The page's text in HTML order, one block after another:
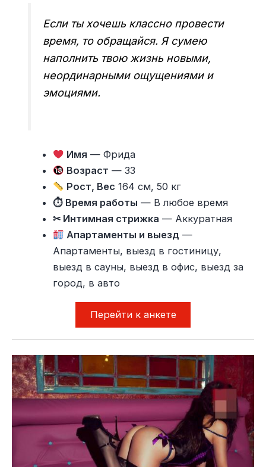
Если ты хочешь классно провести
время, то обращайся. Я сумею
наполнить твою жизнь новыми,
неординарными ощущениями и
эмоциями.
Имя — Фрида
Возраст — 33
Рост, Вес 164 см, 50 кг
⏱ Время работы — В любое время
✂ Интимная стрижка — Аккуратная
Апартаменты и выезд —
Апартаменты, выезд в гостиницу,
выезд в сауны, выезд в офис, выезд за
город, в авто
Перейти к анкете